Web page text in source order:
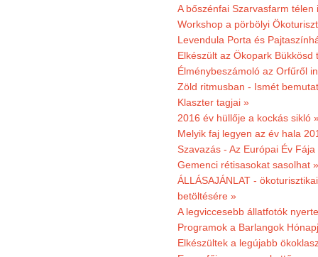
A bőszénfai Szarvasfarm
Workshop a pörbölyi
Levendula Porta és
Elkészült az Ökopark
Élménybeszámoló az Orfűről
Zöld ritmusban - Ismét
Klaszter tagjai »
2016 év hüllője a kockás sikló
Melyik faj legyen az év hala
Szavazás - Az Európai Év
Gemenci rétisasokat sasolhat »
ÁLLÁSAJÁNLAT -
betöltésére »
A legviccesebb állatfotók
Programok a Barlangok
Elkészültek a legújabb